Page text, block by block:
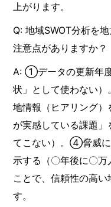
上がります。
Q: 地域SWOT分析を
注意点がありますか？
A: ①データの更新年
状」として使わない
地情報（ヒアリング
が実感している課題
てこない）。④脅威に
示する（〇年後に〇
ことで、信頼性の高
す。